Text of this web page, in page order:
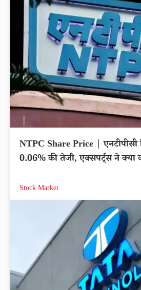
NTPC Share Price |
0.06% की तेजी, एक्सपर्ट्स ने
Stock Market